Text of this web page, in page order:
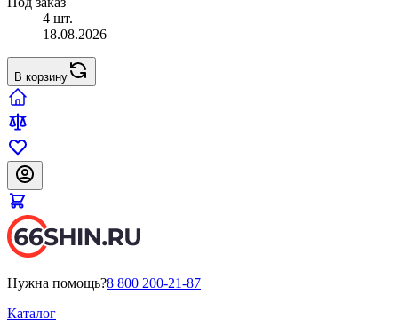
4 шт.
18.08.2026
В корзину
Нужна помощь?8 800 200-21-87
Каталог